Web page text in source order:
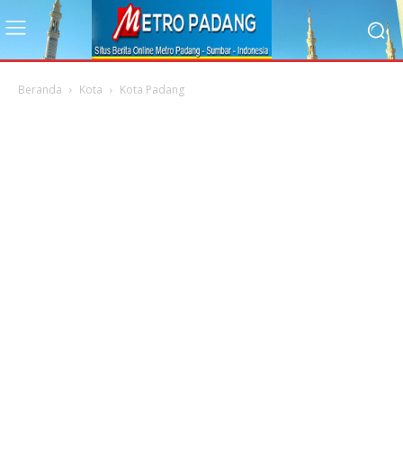
Beranda Kota Kota Padang